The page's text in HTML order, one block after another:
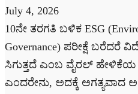
July 4, 2026
10ನೇ ತರಗತಿ ಬಳಿಕ ESG
Governance) ಪರೀಕ್ಷೆ ಬರೆದರೆ
ಸಿಗುತ್ತದೆ ಎಂಬ ವೈರಲ್ ಹೇಳಿಕೆಯ
ಎಂದರೇನು, ಅದಕ್ಕೆ ಅಗತ್ಯವಾದ